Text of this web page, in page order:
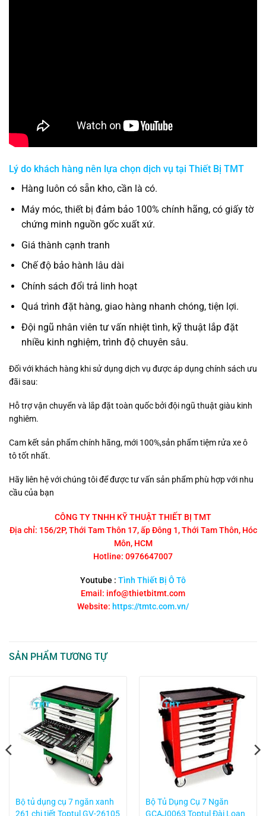
Lý do khách hàng nên lựa chọn dịch vụ tại Thiết Bị TMT
Hàng luôn có sẵn kho, cần là có.
Máy móc, thiết bị đảm bảo 100% chính hãng, có giấy tờ
chứng minh nguồn gốc xuất xứ.
Giá thành cạnh tranh
Chế độ bảo hành lâu dài
Chính sách đổi trả linh hoạt
Quá trình đặt hàng, giao hàng nhanh chóng, tiện lợi.
Đội ngũ nhân viên tư vấn nhiệt tình, kỹ thuật lắp đặt
nhiều kinh nghiệm, trình độ chuyên sâu.
Đối với khách hàng khi sử dụng dịch vụ được áp dụng chính sách ưu
đãi sau:
Hỗ trợ vận chuyển và lắp đặt toàn quốc bởi đội ngũ thuật giàu kinh
nghiêm.
Cam kết sản phẩm chính hãng, mới 100%,sản phẩm tiệm rửa xe ô
tô tốt nhất.
Hãy liên hệ với chúng tôi để được tư vấn sản phẩm phù hợp với nhu
cầu của bạn
CÔNG TY TNHH KỸ THUẬT THIẾT BỊ TMT
Địa chỉ: 156/2P, Thới Tam Thôn 17, ấp Đông 1, Thới Tam Thôn, Hóc
Môn, HCM
Hotline: 0976647007
Youtube : Tình Thiết Bị Ô Tô
Email: info@thietbitmt.com
Website: https://tmtc.com.vn/
SẢN PHẨM TƯƠNG TỰ
Bộ tủ dụng cụ 7 ngăn xanh
261 chi tiết Toptul GV-26105
Bộ Tủ Dụng Cụ 7 Ngăn
GCAJ0063 Toptul Đài Loan